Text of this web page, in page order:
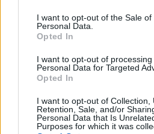
I want to opt-out of the Sale of
Personal Data.
Opted In
I want to opt-out of processing
Personal Data for Targeted
Opted In
I want to opt-out of Collection,
Retention, Sale, and/or
Personal Data that Is
Purposes for which it was
València refuerza su
posicionamiento
31/03/2026